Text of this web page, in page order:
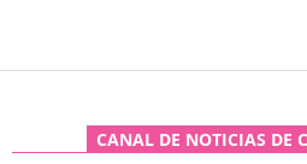
CANAL DE NOTICIAS DE